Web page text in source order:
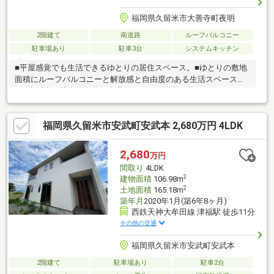
福岡県久留米市大善寺町夜明
2階建て 南道路
ルーフバルコニー
駐車場あり
駐車3台 システムキッチン
■平屋感覚でも生活できるゆとりの居住スペース。■ゆとりの敷地
面積にルーフバルコニーと解放感と自由度のある生活スペース。
福岡県久留米市安武町安武本 2,680万円 4LDK
2,680万円
間取り 4LDK
建物面積106.98m2
土地面積165.18m2
築年月 2020年1月(築6年8ヶ月)
西鉄天神大牟田線 津福駅 徒歩11分
その他の交通
福岡県久留米市安武町安武本
2階建て 駐車場あり
駐車2台